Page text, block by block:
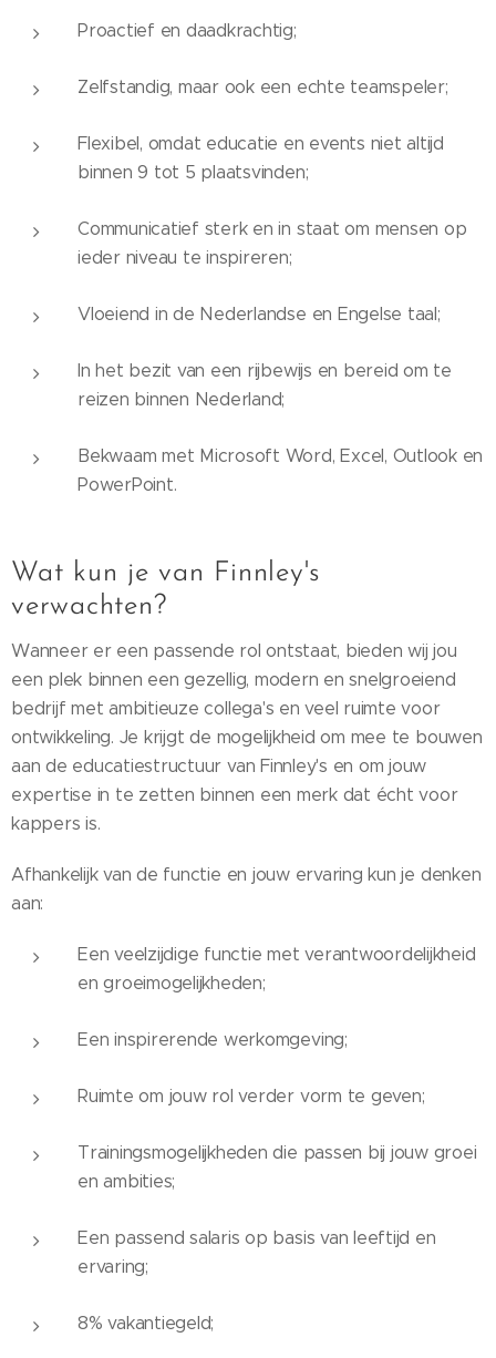
Proactief en daadkrachtig;
Zelfstandig, maar ook een echte teamspeler;
Flexibel, omdat educatie en events niet altijd
binnen 9 tot 5 plaatsvinden;
Communicatief sterk en in staat om mensen op
ieder niveau te inspireren;
Vloeiend in de Nederlandse en Engelse taal;
In het bezit van een rijbewijs en bereid om te
reizen binnen Nederland;
Bekwaam met Microsoft Word, Excel, Outlook en
PowerPoint.
Wat kun je van Finnley's
verwachten?
Wanneer er een passende rol ontstaat, bieden wij jou
een plek binnen een gezellig, modern en snelgroeiend
bedrijf met ambitieuze collega's en veel ruimte voor
ontwikkeling. Je krijgt de mogelijkheid om mee te bouwen
aan de educatiestructuur van Finnley's en om jouw
expertise in te zetten binnen een merk dat écht voor
kappers is.
Afhankelijk van de functie en jouw ervaring kun je denken
aan:
Een veelzijdige functie met verantwoordelijkheid
en groeimogelijkheden;
Een inspirerende werkomgeving;
Ruimte om jouw rol verder vorm te geven;
Trainingsmogelijkheden die passen bij jouw groei
en ambities;
Een passend salaris op basis van leeftijd en
ervaring;
8% vakantiegeld;